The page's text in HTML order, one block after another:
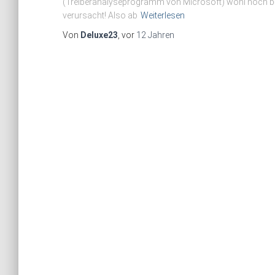
verursacht! Also ab Weiterlesen
Von Deluxe23 , vor 12 Jahren